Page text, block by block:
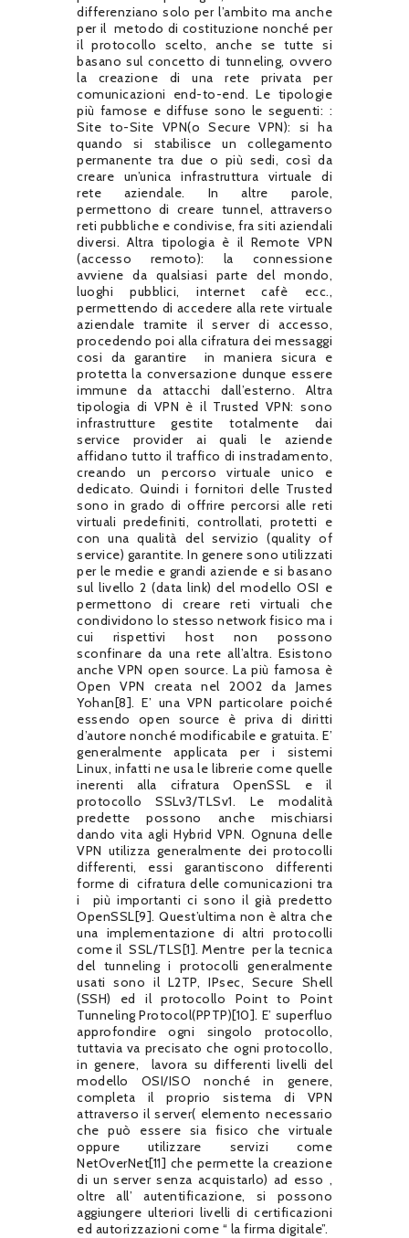
differenziano solo per l’ambito ma anche
per il metodo di costituzione nonché per
il protocollo scelto, anche se tutte si
basano sul concetto di tunneling, ovvero
la creazione di una rete privata per
comunicazioni end-to-end. Le tipologie
più famose e diffuse sono le seguenti: :
Site to-Site VPN(o Secure VPN): si ha
quando si stabilisce un collegamento
permanente tra due o più sedi, così da
creare un’unica infrastruttura virtuale di
rete aziendale. In altre parole,
permettono di creare tunnel, attraverso
reti pubbliche e condivise, fra siti aziendali
diversi. Altra tipologia è il Remote VPN
(accesso remoto): la connessione
avviene da qualsiasi parte del mondo,
luoghi pubblici, internet cafè ecc.,
permettendo di accedere alla rete virtuale
aziendale tramite il server di accesso,
procedendo poi alla cifratura dei messaggi
cosi da garantire
in maniera sicura e
protetta la conversazione dunque essere
immune da attacchi dall’esterno. Altra
tipologia di VPN è il Trusted VPN: sono
infrastrutture gestite totalmente dai
service provider ai quali le aziende
affidano tutto il traffico di instradamento,
creando un percorso virtuale unico e
dedicato. Quindi i fornitori delle Trusted
sono in grado di offrire percorsi alle reti
virtuali predefiniti, controllati, protetti e
con una qualità del servizio (quality of
service) garantite. In genere sono utilizzati
per le medie e grandi aziende e si basano
sul livello 2 (data link) del modello OSI e
permettono di creare reti virtuali che
condividono lo stesso network fisico ma i
cui rispettivi host non possono
sconfinare da una rete all’altra. Esistono
anche VPN open source. La più famosa è
Open VPN creata nel 2002 da James
Yohan[8]. E’ una VPN particolare poiché
essendo open source è priva di diritti
d’autore nonché modificabile e gratuita. E’
generalmente applicata per i sistemi
Linux, infatti ne usa le librerie come quelle
inerenti alla cifratura OpenSSL e il
protocollo SSLv3/TLSv1. Le modalità
predette possono anche mischiarsi
dando vita agli Hybrid VPN. Ognuna delle
VPN utilizza generalmente dei protocolli
differenti, essi garantiscono differenti
forme di cifratura delle comunicazioni tra
i
più importanti ci sono il già predetto
OpenSSL[9]. Quest’ultima non è altra che
una implementazione di altri protocolli
come il SSL/TLS[1]. Mentre per la tecnica
del tunneling i protocolli generalmente
usati sono il L2TP, IPsec, Secure Shell
(SSH) ed il protocollo Point to Point
Tunneling Protocol(PPTP)[10]. E’ superfluo
approfondire ogni singolo protocollo,
tuttavia va precisato che ogni protocollo,
in genere,
lavora su differenti livelli del
modello OSI/ISO nonché in genere,
completa il proprio sistema di VPN
attraverso il server( elemento necessario
che può essere sia fisico che virtuale
oppure utilizzare servizi come
NetOverNet[11] che permette la creazione
di un server senza acquistarlo) ad esso ,
oltre all’ autentificazione, si possono
aggiungere ulteriori livelli di certificazioni
ed autorizzazioni come “ la firma digitale”.